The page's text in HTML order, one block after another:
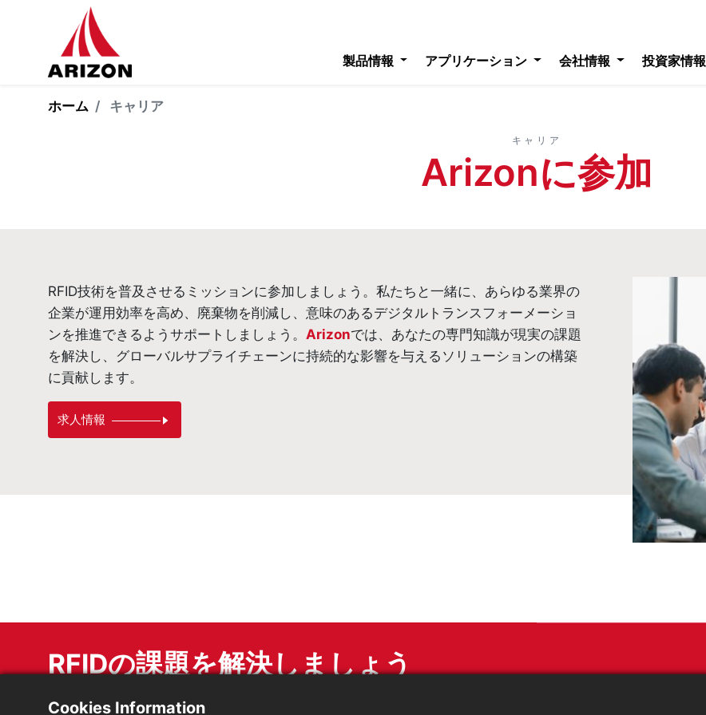
製品情報 アプリケーション 会社情報 投資家情報
ホーム キャリア
キャリア
Arizonに参加
RFID技術を普及させるミッションに参加しましょう。私たちと一緒に、あらゆる業界の
企業が運用効率を高め、廃棄物を削減し、意味のあるデジタルトランスフォーメーショ
ンを推進できるようサポートしましょう。 Arizonでは、あなたの専門知識が現実の課題
を解決し、グローバルサプライチェーンに持続的な影響を与えるソリューションの構築
に貢献します。
求人情報
RFIDの課題を解決しましょう
私たちの経験豊富なチームは、あなたの特定のニーズを話し合い、あなたの業界に最適なRFIDタグソリ
Cookies Information